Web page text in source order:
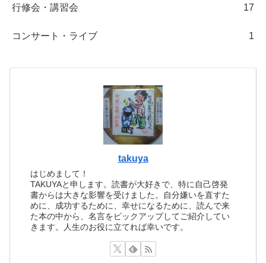
行修会・講習会 17
コンサート・ライブ 1
takuya
はじめまして！
TAKUYAと申します。読書が大好きで、特に自己啓発
書からは大きな影響を受けました。自分嫌いを直すた
めに、成功するために、幸せになるために、読んで来
た本の中から、名言をピックアップしてご紹介してい
きます。人生のお役に立てれば幸いです。